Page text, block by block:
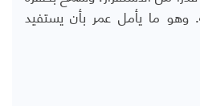
وهو ما يأمل عمر بأن يستفيد